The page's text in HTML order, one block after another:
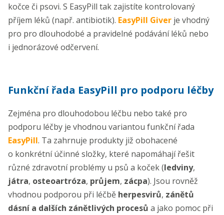
kočce či psovi. S EasyPill tak zajistíte kontrolovaný
příjem léků (např. antibiotik). EasyPill Giver je vhodný
pro pro dlouhodobé a pravidelné podávání léků nebo
i jednorázové odčervení.
Funkční řada EasyPill pro podporu léčby
Zejména pro dlouhodobou léčbu nebo také pro
podporu léčby je vhodnou variantou funkční řada
EasyPill. Ta zahrnuje produkty již obohacené
o konkrétní účinné složky, které napomáhají řešit
různé zdravotní problémy u psů a koček (ledviny,
játra, osteoartróza, průjem, zácpa). Jsou rovněž
vhodnou podporou při léčbě herpesvirů, zánětů
dásní a dalších zánětlivých procesů a jako pomoc při